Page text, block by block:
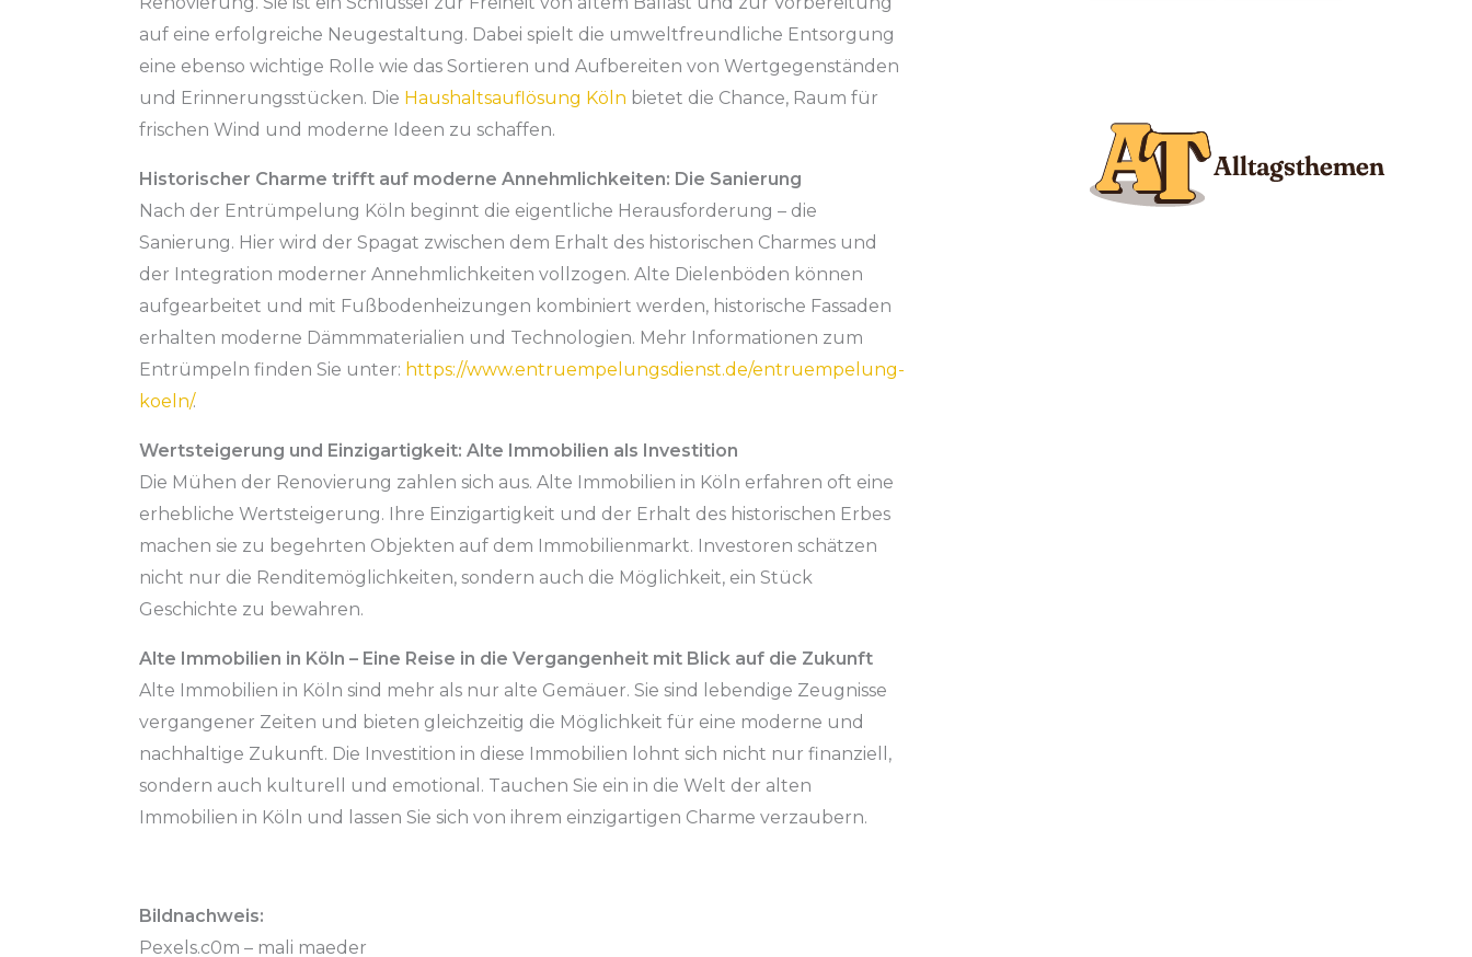
auf eine erfolgreiche Neugestaltung. Dabei spielt die umweltfreundliche Entsorgung
eine ebenso wichtige Rolle wie das Sortieren und Aufbereiten von Wertgegenständen
und Erinnerungsstücken. Die Haushaltsauflösung Köln bietet die Chance, Raum für
frischen Wind und moderne Ideen zu schaffen.
Historischer Charme trifft auf moderne Annehmlichkeiten: Die Sanierung
Nach der Entrümpelung Köln beginnt die eigentliche Herausforderung – die
Sanierung. Hier wird der Spagat zwischen dem Erhalt des historischen Charmes und
der Integration moderner Annehmlichkeiten vollzogen. Alte Dielenböden können
aufgearbeitet und mit Fußbodenheizungen kombiniert werden, historische Fassaden
erhalten moderne Dämmmaterialien und Technologien. Mehr Informationen zum
Entrümpeln finden Sie unter: https://www.entruempelungsdienst.de/entruempelung-
koeln/.
Wertsteigerung und Einzigartigkeit: Alte Immobilien als Investition
Die Mühen der Renovierung zahlen sich aus. Alte Immobilien in Köln erfahren oft eine
erhebliche Wertsteigerung. Ihre Einzigartigkeit und der Erhalt des historischen Erbes
machen sie zu begehrten Objekten auf dem Immobilienmarkt. Investoren schätzen
nicht nur die Renditemöglichkeiten, sondern auch die Möglichkeit, ein Stück
Geschichte zu bewahren.
Alte Immobilien in Köln – Eine Reise in die Vergangenheit mit Blick auf die Zukunft
Alte Immobilien in Köln sind mehr als nur alte Gemäuer. Sie sind lebendige Zeugnisse
vergangener Zeiten und bieten gleichzeitig die Möglichkeit für eine moderne und
nachhaltige Zukunft. Die Investition in diese Immobilien lohnt sich nicht nur finanziell,
sondern auch kulturell und emotional. Tauchen Sie ein in die Welt der alten
Immobilien in Köln und lassen Sie sich von ihrem einzigartigen Charme verzaubern.
Bildnachweis:
Pexels.c0m – mali maeder